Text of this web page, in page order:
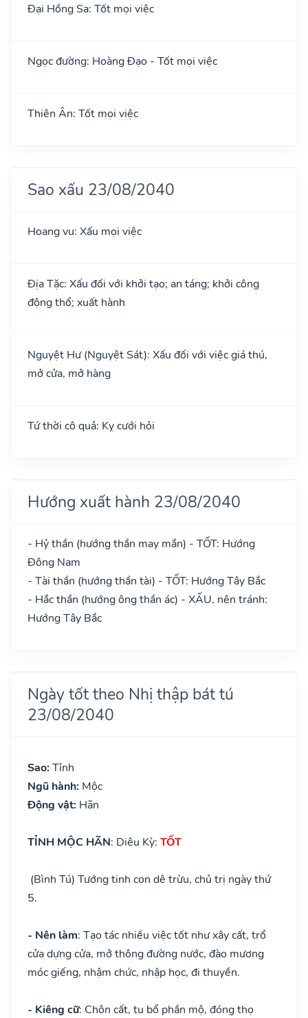
Đại Hồng Sa: Tốt mọi việc
Ngọc đường: Hoàng Đạo - Tốt mọi việc
Thiên Ân: Tốt mọi việc
Sao xấu 23/08/2040
Hoang vu: Xấu mọi việc
Địa Tặc: Xấu đối với khởi tạo; an táng; khởi công
động thổ; xuất hành
Nguyệt Hư (Nguyệt Sát): Xấu đối với việc giá thú,
mở cửa, mở hàng
Tứ thời cô quả: Kỵ cưới hỏi
Hướng xuất hành 23/08/2040
- Hỷ thần (hướng thần may mắn) - TỐT: Hướng
Đông Nam
- Tài thần (hướng thần tài) - TỐT: Hướng Tây Bắc
- Hắc thần (hướng ông thần ác) - XẤU, nên tránh:
Hướng Tây Bắc
Ngày tốt theo Nhị thập bát tú
23/08/2040
Sao: Tỉnh
Ngũ hành: Mộc
Động vật: Hãn
TỈNH MỘC HÃN: Diêu Kỳ: TỐT
(Bình Tú) Tướng tinh con dê trừu, chủ trị ngày thứ
5.
- Nên làm: Tạo tác nhiều việc tốt như xây cất, trổ
cửa dựng cửa, mở thông đường nước, đào mương
móc giếng, nhậm chức, nhập học, đi thuyền.
- Kiêng cữ: Chôn cất, tu bổ phần mộ, đóng thọ